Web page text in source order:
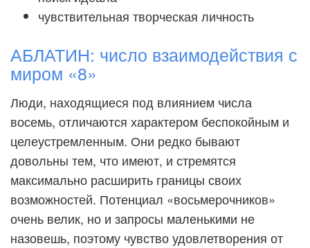
чувствительная творческая личность
АБЛАТИН: число взаимодействия с
миром «8»
Люди, находящиеся под влиянием числа
восемь, отличаются характером беспокойным и
целеустремленным. Они редко бывают
довольны тем, что имеют, и стремятся
максимально расширить границы своих
возможностей. Потенциал «восьмерочников»
очень велик, но и запросы маленькими не
назовешь, поэтому чувство удовлетворения от